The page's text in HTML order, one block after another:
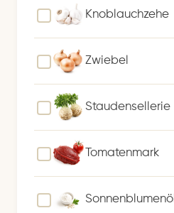
c
n
Knoblauchzehe
Zwiebel
Staudensellerie
Tomatenmark
Sonnenblumenöl